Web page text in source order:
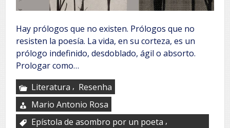
Hay prólogos que no existen. Prólogos que no
resisten la poesía. La vida, en su corteza, es un
prólogo indefinido, desdoblado, ágil o absorto.
Prologar como…
Literatura , Resenha
Mario Antonio Rosa
Epístola de asombro por un poeta ,